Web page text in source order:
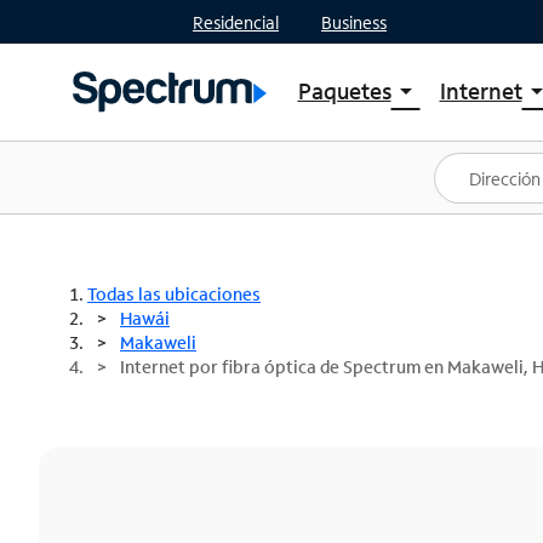
Residencial Business
Paquetesarrow_drop_down
Ver paquetes
Spectrum One
Mejores ofertas
Internetarrow_drop_down
Planes
Todas las ubicaciones
Hawái
Makaweli
Internet por fibra óptica de Spectrum en Makaweli,